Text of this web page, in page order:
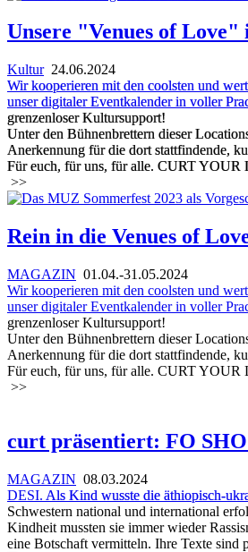
Unsere "Venues of
Kultur24.06.2024
Wir kooperieren mit den coolsten und
unser digitaler Eventkalender in voller
grenzenloser Kultursupport!
Unter den Bühnenbrettern dieser
Anerkennung für die dort stattfindende,
Für euch, für uns, für alle. CURT
>>
Rein in die Venues of
MAGAZIN 01.04.-31.05.2024
Wir kooperieren mit den coolsten und
unser digitaler Eventkalender in voller
grenzenloser Kultursupport!
Unter den Bühnenbrettern dieser
Anerkennung für die dort stattfindende,
Für euch, für uns, für alle. CURT
>>
curt präsentiert: FO
MAGAZIN 08.03.2024
DESI. Als Kind wusste die äthiopisch-
Schwestern national und international
Kindheit mussten sie immer wieder
eine Botschaft vermitteln. Ihre Texte sind